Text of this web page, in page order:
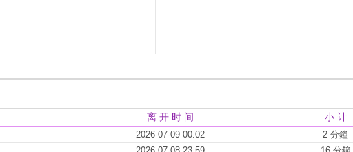
离 开 时 间 小 计
2026-07-09 00:02
2 分鐘